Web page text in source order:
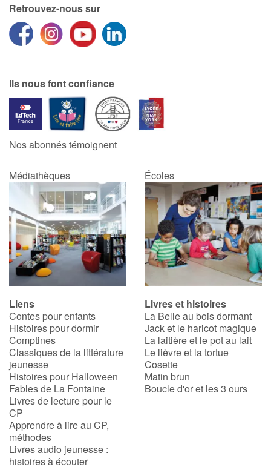
Retrouvez-nous sur
Ils nous font confiance
Nos abonnés témoignent
Médiathèques Écoles
Liens
Contes pour enfants
Histoires pour dormir
Comptines
Classiques de la littérature
jeunesse
Histoires pour Halloween
Fables de La Fontaine
Livres de lecture pour le
CP
Apprendre à lire au CP,
méthodes
Livres audio jeunesse :
histoires à écouter
Livres et histoires
La Belle au bois dormant
Jack et le haricot magique
La laitière et le pot au lait
Le lièvre et la tortue
Cosette
Matin brun
Boucle d'or et les 3 ours